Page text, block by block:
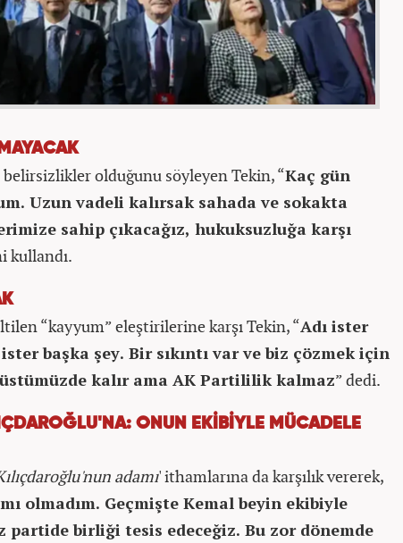
olduğunu söyleyen Tekin, “Kaç gün
Uzun vadeli kalırsak sahada ve sokakta
sahip çıkacağız, hukuksuzluğa karşı
kullandı.
“kayyum” eleştirilerine karşı Tekin, “Adı ister
başka şey. Bir sıkıntı var ve biz çözmek için
üstümüzde kalır ama AK Partililik kalmaz” dedi.
ONUN EKİBİYLE MÜCADELE
adamı' ithamlarına da karşılık vererek,
olmadım. Geçmişte Kemal beyin ekibiyle
partide birliği tesis edeceğiz. Bu zor dönemde